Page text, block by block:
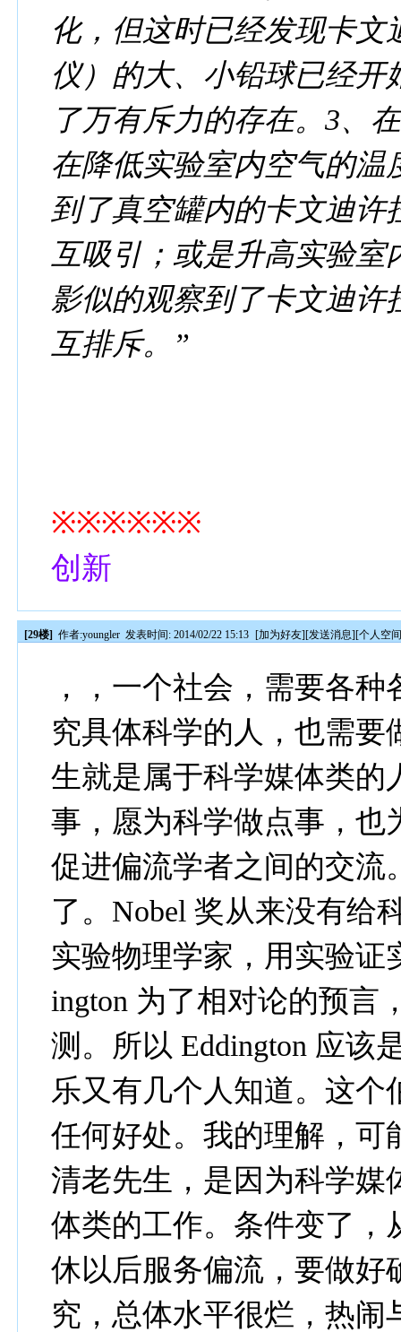
化，但这时已经发现卡
仪）的大、小铅球已经
了万有斥力的存在。3、
在降低实验室内空气的温
到了真空罐内的卡文迪
互吸引；或是升高实验
影似的观察到了卡文迪许
互排斥。”
※※※※※※
创新
[29楼] 作者:youngler 发表时间: 2014/02/22 15:13 [加为好友][发送消息][个人空
，，一个社会，需要各
究具体科学的人，也需要
生就是属于科学媒体类的
事，愿为科学做点事，也
促进偏流学者之间的交流
了。Nobel 奖从来没有给
实验物理学家，用实验证
ington 为了相对论的预言
测。所以 Eddington 应该
乐又有几个人知道。这
任何好处。我的理解，可
清老先生，是因为科学媒
体类的工作。条件变了，
休以后服务偏流，要做好
究，总体水平很烂，热闹